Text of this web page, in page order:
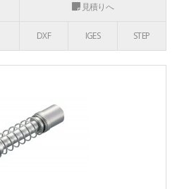
見積りへ
DXF IGES STEP